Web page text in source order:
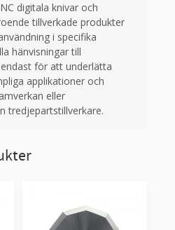
digitala knivar och
tillverkade produkter
i specifika
hänvisningar till
för att underlätta
applikationer och
eller
tredjepartstillverkare.